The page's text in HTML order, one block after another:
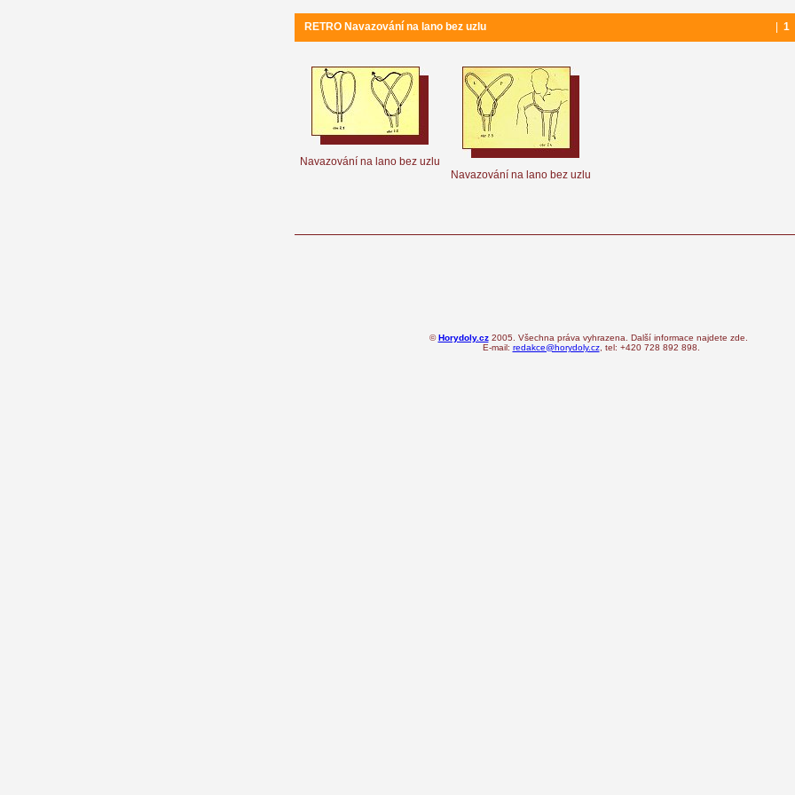
RETRO Navazování na lano bez uzlu 1
Navazování na lano bez uzlu
Navazování na lano bez uzlu
©Horydoly.cz2005. Všechna práva vyhrazena. Další informace najdete zde.
E-mail: redakce@horydoly.cz, tel: +420 728 892 898.